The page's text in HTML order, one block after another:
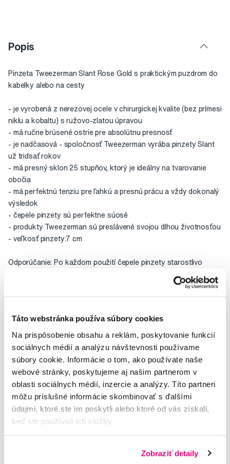
Táto webstránka používa súbory cookies
Na prispôsobenie obsahu a reklám, poskytovanie funkcií
sociálnych médií a analýzu návštevnosti používame
súbory cookie. Informácie o tom, ako používate naše
webové stránky, poskytujeme aj našim partnerom v
oblasti sociálnych médií, inzercie a analýzy. Títo partneri
môžu príslušné informácie skombinovať s ďalšími
údajmi, ktoré ste im poskytli alebo ktoré od vás získali,
keď ste používali ich služby.
Zobraziť detaily
Popis
Pinzeta Tweezerman Slant Rose Gold s praktickým puzdrom do
kabelky alebo na cesty
- je vyrobená z nerezovej ocele v chirurgickej kvalite (bez prímesi
niklu a kobaltu) s ružovo-zlatou úpravou
- má ručne brúsené ostrie pre absolútnu presnosť
- je nadčasová - spoločnosť Tweezerman vyrába pinzety Slant
už tridsať rokov
- má presný sklon 25 stupňov, ktorý je ideálny na tvarovanie
obočia
- má perfektnú tenziu pre ľahkú a presnú prácu a vždy dokonalý
výsledok
- čepele pinzety sú perfektne súosé
- produkty Tweezerman sú preslávené svojou dlhou životnosťou
- veľkosť pinzety:7 cm
Odporúčanie: Po každom použití čepele pinzety starostlivo
Fakt, že pinzeta Tweezerman Slant je synonymom kvality,
prácu vyberajú profesionálni vizážisti celebrít a modeliek. Navyše
to bola práve spoločnosť Tweezerman, ktorá vôbec prvýkrát
uviedla na trh pinzetu s farebnou rukoväťou. V súčasnosti je síce
na trhu celý rad pestrých pinziet, Slant je však vďaka svojmu
unikátnemu dielenskému spracovaniu úplne nezameniteľná.
Hodnocení